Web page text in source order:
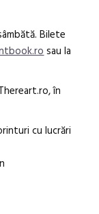
Bilete
sau la
în
cu lucrări